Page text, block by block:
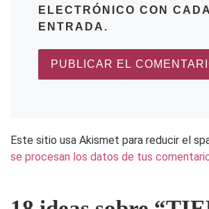
ELECTRÓNICO CON
ENTRADA.
Este sitio usa Akismet para reducir el
se procesan los datos de tus